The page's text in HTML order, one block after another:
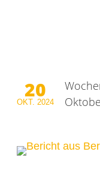
20
OKT.2024